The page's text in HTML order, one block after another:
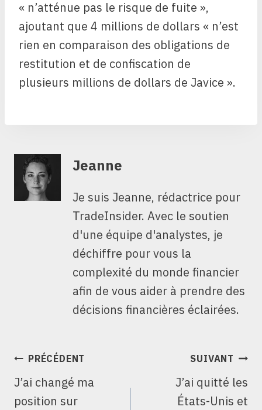
« n’atténue pas le risque de fuite »,
ajoutant que 4 millions de dollars « n’est
rien en comparaison des obligations de
restitution et de confiscation de
plusieurs millions de dollars de Javice ».
Jeanne
Je suis Jeanne, rédactrice pour
TradeInsider. Avec le soutien
d'une équipe d'analystes, je
déchiffre pour vous la
complexité du monde financier
afin de vous aider à prendre des
décisions financières éclairées.
NAVIGATION
L’ARTICLE
PRÉCÉDENT
J’ai changé ma
position sur
SUIVANT
J’ai quitté les
États-Unis et